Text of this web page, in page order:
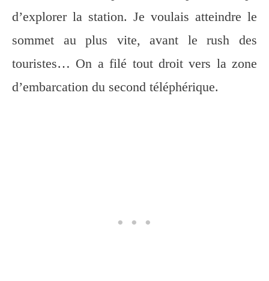
d’explorer la station. Je voulais atteindre le
sommet au plus vite, avant le rush des
touristes… On a filé tout droit vers la zone
d’embarcation du second téléphérique.